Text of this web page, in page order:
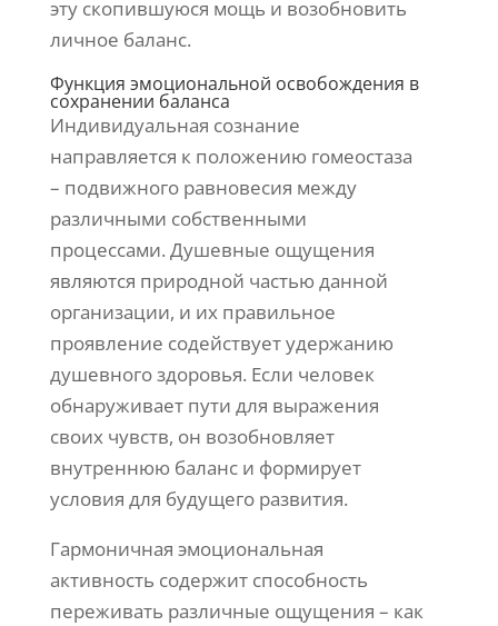
эту скопившуюся мощь и возобновить
личное баланс.
Функция эмоциональной освобождения в
сохранении баланса
Индивидуальная сознание
направляется к положению гомеостаза
– подвижного равновесия между
различными собственными
процессами. Душевные ощущения
являются природной частью данной
организации, и их правильное
проявление содействует удержанию
душевного здоровья. Если человек
обнаруживает пути для выражения
своих чувств, он возобновляет
внутреннюю баланс и формирует
условия для будущего развития.
Гармоничная эмоциональная
активность содержит способность
переживать различные ощущения – как